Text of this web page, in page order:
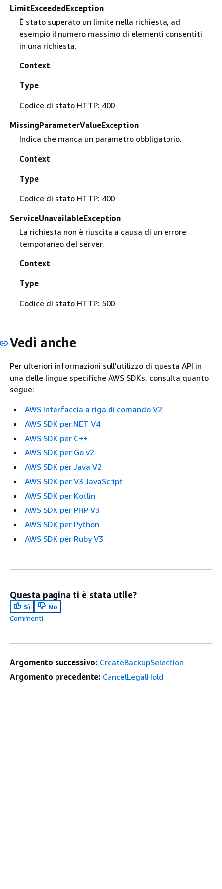
LimitExceededException
È stato superato un limite nella richiesta, ad
esempio il numero massimo di elementi consentiti
in una richiesta.
Context
Type
Codice di stato HTTP: 400
MissingParameterValueException
Indica che manca un parametro obbligatorio.
Context
Type
Codice di stato HTTP: 400
ServiceUnavailableException
La richiesta non è riuscita a causa di un errore
temporaneo del server.
Context
Type
Codice di stato HTTP: 500
Vedi anche
Per ulteriori informazioni sull'utilizzo di questa API in
una delle lingue specifiche AWS SDKs, consulta quanto
segue:
AWS Interfaccia a riga di comando V2
AWS SDK per.NET V4
AWS SDK per C++
AWS SDK per Go v2
AWS SDK per Java V2
AWS SDK per V3 JavaScript
AWS SDK per Kotlin
AWS SDK per PHP V3
AWS SDK per Python
AWS SDK per Ruby V3
Questa pagina ti è stata utile?
Sì
No
Commenti
Argomento successivo: CreateBackupSelection
Argomento precedente: CancelLegalHold